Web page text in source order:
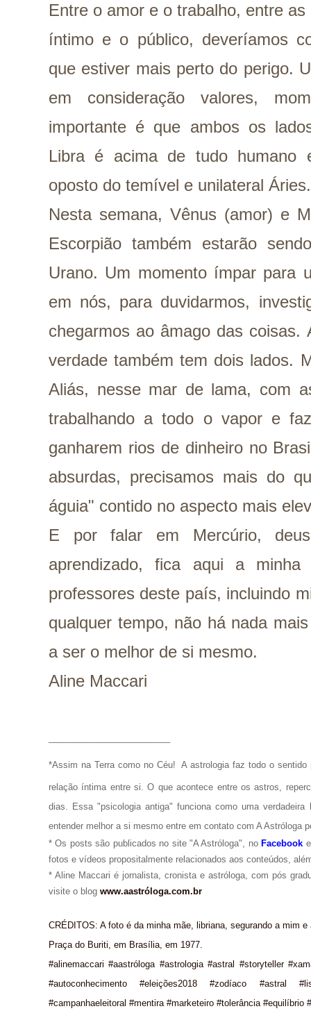
Entre o amor e o trabalho, entre
íntimo e o público, deveríamos
que estiver mais perto do perigo.
em consideração valores,
importante é que ambos os
Libra é acima de tudo humano
oposto do temível e unilateral Áries.
Nesta semana, Vênus (amor) e
Escorpião também estarão
Urano. Um momento ímpar para
em nós, para duvidarmos,
chegarmos ao âmago das
verdade também tem dois lados.
Aliás, nesse mar de lama, com
trabalhando a todo o vapor e
ganharem rios de dinheiro no
absurdas, precisamos mais do
águia" contido no aspecto mais
E por falar em Mercúrio,
aprendizado, fica aqui a
professores deste país, incluindo
qualquer tempo, não há nada
a ser o melhor de si mesmo.
Aline Maccari
*Assim na Terra como no Céu! A astrologia faz todo o
relação íntima entre si. O que acontece entre os astros,
dias. Essa "psicologia antiga" funciona como uma
entender melhor a si mesmo entre em contato com A Astróloga
* Os posts são publicados no site "A Astróloga", no Facebook
fotos e vídeos propositalmente relacionados aos conteúdos,
* Aline Maccari é jornalista, cronista e astróloga, com pós
visite o blog www.aastróloga.com.br
CRÉDITOS: A foto é da minha mãe, libriana, segurando a mim
Praça do Buriti, em Brasília, em 1977.
#alinemaccari #aastróloga #astrologia #astral #storyteller
#autoconhecimento #eleições2018 #zodíaco #astral
#campanhaeleitoral #mentira #marketeiro #tolerância #equilíbrio